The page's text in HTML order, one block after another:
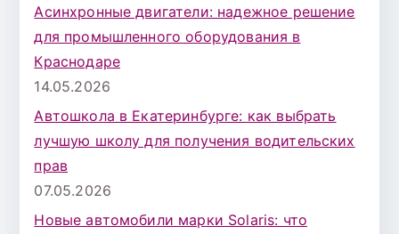
Асинхронные двигатели: надежное решение
для промышленного оборудования в
Краснодаре
14.05.2026
Автошкола в Екатеринбурге: как выбрать
лучшую школу для получения водительских
прав
07.05.2026
Новые автомобили марки Solaris: что